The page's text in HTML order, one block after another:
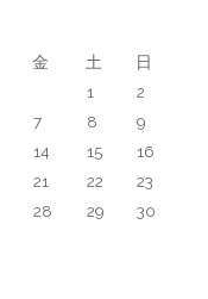
金 土
日
1
2
7 8
9
14 15
16
21 22
23
28 29
30